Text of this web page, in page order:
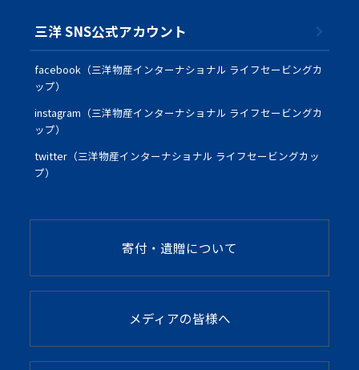
三洋 SNS公式アカウント
facebook（三洋物産インターナショナル ライフセービングカ
ップ）
instagram（三洋物産インターナショナル ライフセービングカ
ップ）
twitter（三洋物産インターナショナル ライフセービングカッ
プ）
寄付・遺贈について
メディアの皆様へ